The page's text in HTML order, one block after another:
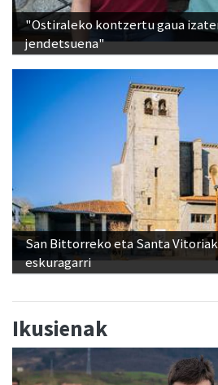
"Ostiraleko kontzertu gaua
jendetsuena"
San Bittorreko eta Santa
eskuragarri
Ikusienak